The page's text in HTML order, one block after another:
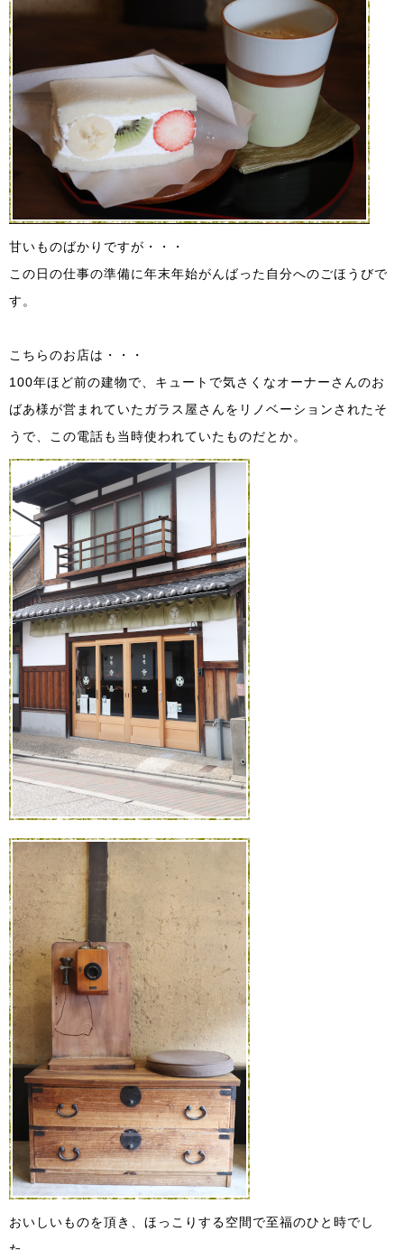
甘いものばかりですが・・・
この日の仕事の準備に年末年始がんばった自分へのごほうびで
す。
こちらのお店は・・・
100年ほど前の建物で、キュートで気さくなオーナーさんのお
ばあ様が営まれていたガラス屋さんをリノベーションされたそ
うで、この電話も当時使われていたものだとか。
おいしいものを頂き、ほっこりする空間で至福のひと時でし